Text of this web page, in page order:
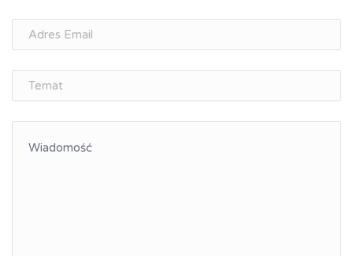
Memorandum Gospodarcze PL-CZ
Śląskie Porozumienie Gospodarcze
ŚLĄSK.ONLINE
Integracja